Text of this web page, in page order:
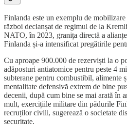
Finlanda este un exemplu de
război declanșat de regimul de la
NATO, în 2023, granița directă a
Finlanda și-a intensificat pregătirile
Cu aproape 900.000 de rezerviști la o
adăposturi antiatomice pentru peste 4
subterane pentru combustibil, alimente
mentalitate defensivă extrem de bine
decenii, după cum bine se mai arată în
mult, exercițiile militare din pădurile
recruților civili, sugerează o societate
securitate.